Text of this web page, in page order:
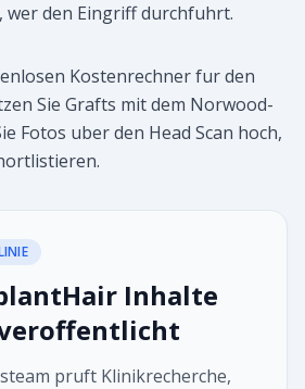
den Eingriff durchfuhrt.
Kostenrechner fur den
Sie Grafts mit dem Norwood-
Fotos uber den Head Scan hoch,
Inhalte
pruft Klinikrecherche,